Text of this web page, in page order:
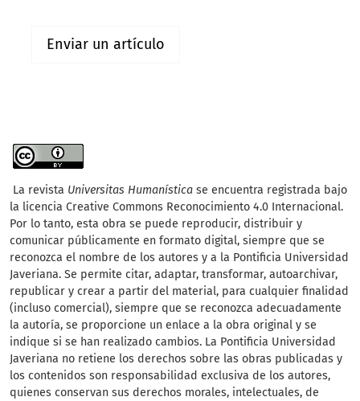
Enviar un artículo
La revista Universitas Humanística se encuentra registrada bajo
la licencia Creative Commons Reconocimiento 4.0 Internacional.
Por lo tanto, esta obra se puede reproducir, distribuir y
comunicar públicamente en formato digital, siempre que se
reconozca el nombre de los autores y a la Pontificia Universidad
Javeriana. Se permite citar, adaptar, transformar, autoarchivar,
republicar y crear a partir del material, para cualquier finalidad
(incluso comercial), siempre que se reconozca adecuadamente
la autoría, se proporcione un enlace a la obra original y se
indique si se han realizado cambios. La Pontificia Universidad
Javeriana no retiene los derechos sobre las obras publicadas y
los contenidos son responsabilidad exclusiva de los autores,
quienes conservan sus derechos morales, intelectuales, de